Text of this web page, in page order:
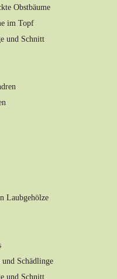
Obstbäume
im Topf
und Schnitt
Laubgehölze
Schädlinge
und Schnitt